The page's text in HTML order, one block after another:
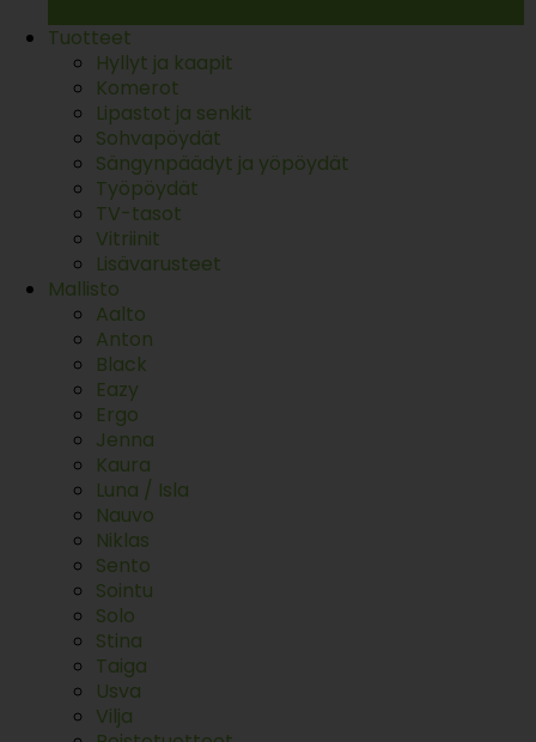
Tuotteet
Hyllyt ja kaapit
Komerot
Lipastot ja senkit
Sohvapöydät
Sängynpäädyt ja yöpöydät
Työpöydät
TV-tasot
Vitriinit
Lisävarusteet
Mallisto
Aalto
Anton
Black
Eazy
Ergo
Jenna
Kaura
Luna / Isla
Nauvo
Niklas
Sento
Sointu
Solo
Stina
Taiga
Usva
Vilja